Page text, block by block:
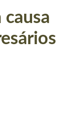
causa